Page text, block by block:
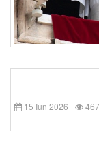
15 Iun 2026 467